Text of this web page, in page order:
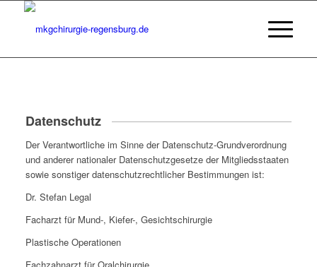
Datenschutz
Der Verantwortliche im Sinne der Datenschutz-Grundverordnung
und anderer nationaler Datenschutzgesetze der Mitgliedsstaaten
sowie sonstiger datenschutzrechtlicher Bestimmungen ist:
Dr. Stefan Legal
Facharzt für Mund-, Kiefer-, Gesichtschirurgie
Plastische Operationen